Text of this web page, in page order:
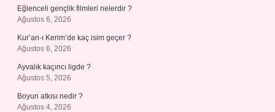
Eğlenceli gençlik filmleri nelerdir ?
Ağustos 6, 2026
Kur’an-ı Kerim’de kaç isim geçer ?
Ağustos 6, 2026
Ayvalık kaçıncı ligde ?
Ağustos 5, 2026
Boyun atkısı nedir ?
Ağustos 4, 2026